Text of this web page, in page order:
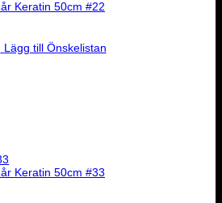
Lägg till Önskelistan